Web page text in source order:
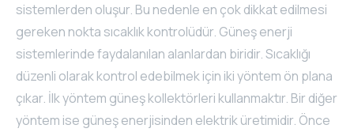
sistemlerden oluşur. Bu nedenle en çok dikkat edilmesi
gereken nokta sıcaklık kontrolüdür. Güneş enerji
sistemlerinde faydalanılan alanlardan biridir. Sıcaklığı
düzenli olarak kontrol edebilmek için iki yöntem ön plana
çıkar. İlk yöntem güneş kollektörleri kullanmaktır. Bir diğer
yöntem ise güneş enerjisinden elektrik üretimidir. Önce